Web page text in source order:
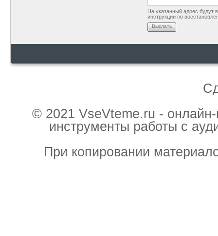
На указанный адрес будут
инструкции по
Выслать
© 2021 VseVteme.ru -
инструменты работы с
При копировании